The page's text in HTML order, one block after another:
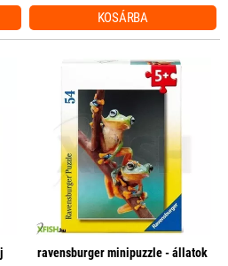
KOSÁRBA
ravensburger minipuzzle - állatok